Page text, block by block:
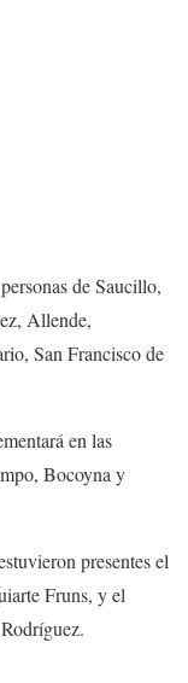
de Saucillo,
Allende,
San Francisco de
en las
Bocoyna y
presentes el
Fruns, y el